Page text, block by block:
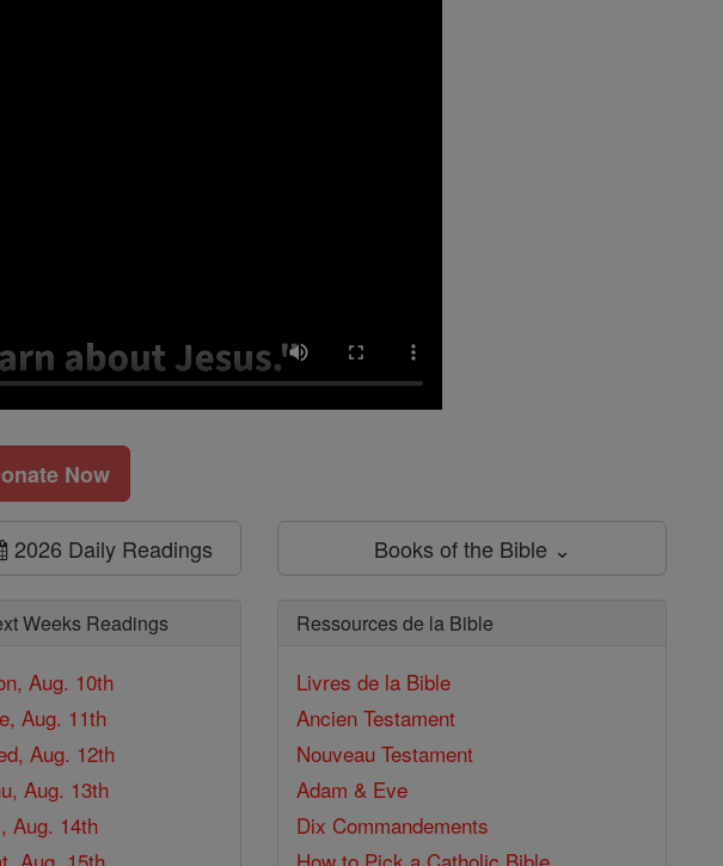
Now
2026 Daily Readings
Weeks Readings
Aug. 10th
Aug. 11th
Aug. 12th
Aug. 13th
Aug. 14th
Books of the Bible ⌄
Ressources de la Bible
Livres de la Bible
Ancien Testament
Nouveau Testament
Adam & Eve
Dix Commandements